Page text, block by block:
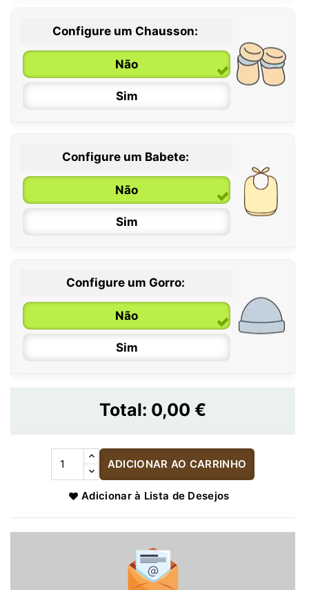
0 / 6 meses
6 / 12 meses
12 / 18 meses
Configure um Chausson:
Não
Sim
Configure um Babete:
Não
Sim
Configure um Gorro:
Não
Sim
Total: 0,00 €
ADICIONAR AO CARRINHO
Adicionar à Lista de Desejos